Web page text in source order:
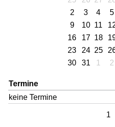
2
3 4 5
9
10 11
16
17 18
23
24 25
30
31 1 2
Termine
keine Termine
1